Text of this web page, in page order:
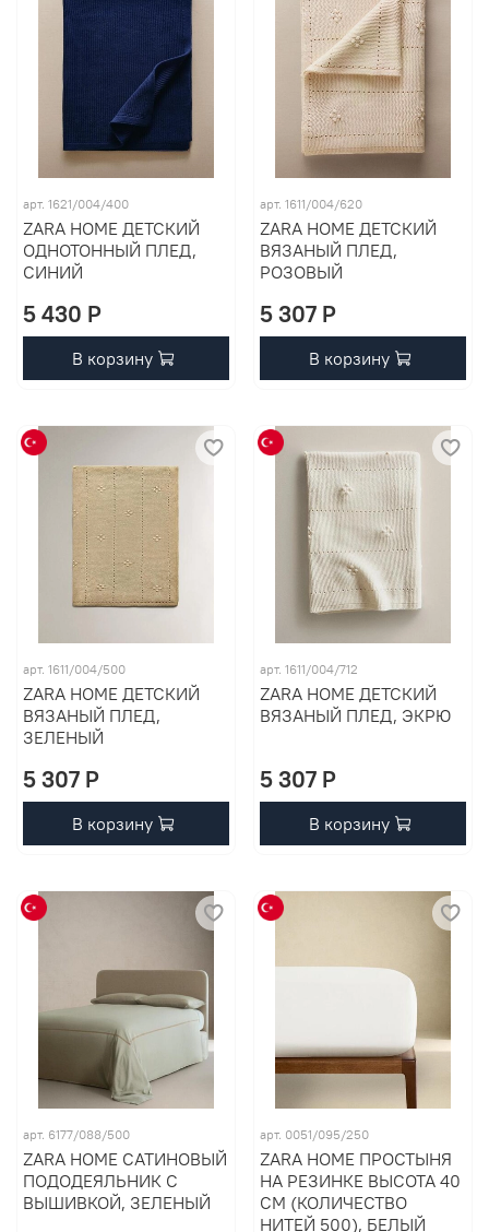
арт. 1621/004/400
ZARA HOME ДЕТСКИЙ
ОДНОТОННЫЙ ПЛЕД,
СИНИЙ
5 430 P
В корзину
арт. 1611/004/620
ZARA HOME ДЕТСКИЙ
ВЯЗАНЫЙ ПЛЕД,
РОЗОВЫЙ
5 307 P
В корзину
арт. 1611/004/500
ZARA HOME ДЕТСКИЙ
ВЯЗАНЫЙ ПЛЕД,
ЗЕЛЕНЫЙ
5 307 P
В корзину
арт. 1611/004/712
ZARA HOME ДЕТСКИЙ
ВЯЗАНЫЙ ПЛЕД, ЭКРЮ
5 307 P
В корзину
арт. 6177/088/500
ZARA HOME САТИНОВЫЙ
ПОДОДЕЯЛЬНИК С
ВЫШИВКОЙ, ЗЕЛЕНЫЙ
арт. 0051/095/250
ZARA HOME ПРОСТЫНЯ
НА РЕЗИНКЕ ВЫСОТА 40
СМ (КОЛИЧЕСТВО
НИТЕЙ 500), БЕЛЫЙ